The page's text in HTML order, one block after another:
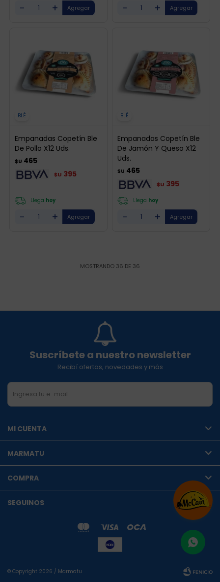
- + - +
BLÉ
Empanadas Copetín Ble
De Pollo X12 Uds.
$U 465
$U 395
Llega hoy
- +
BLÉ
Empanadas Copetín Ble
De Jamón Y Queso X12
Uds.
$U 465
$U 395
Llega hoy
- +
MOSTRANDO 36 DE 36
Suscríbete a nuestro newsletter
Recibí ofertas, novedades y más
MI CUENTA
MARMATU
COMPRA
SEGUINOS
© Copyright 2026 / Marmatu